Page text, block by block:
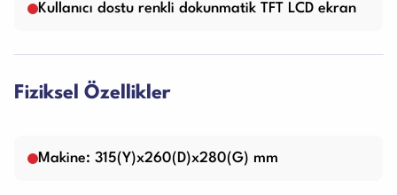
Kullanıcı dostu renkli dokunmatik TFT LCD ekran
Fiziksel Özellikler
Makine: 315(Y)x260(D)x280(G) mm